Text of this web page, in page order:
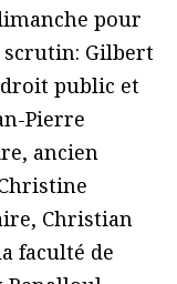
pour
Gilbert
public et
Pierre
ancien
Christian
faculté de